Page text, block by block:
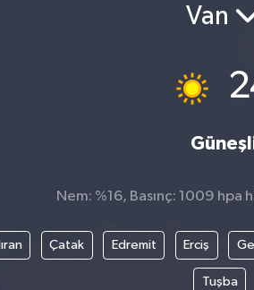
Van
Nem: %16, Basınç: 1009 hpa
Çatak Edremit Erciş
Tuşba